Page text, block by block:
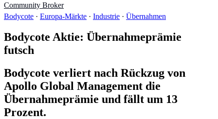
Community Broker
Bodycote · Europa-Märkte · Industrie · Übernahmen
Bodycote Aktie: Übernahmeprämie
futsch
Bodycote verliert nach Rückzug von
Apollo Global Management die
Übernahmeprämie und fällt um 13
Prozent.